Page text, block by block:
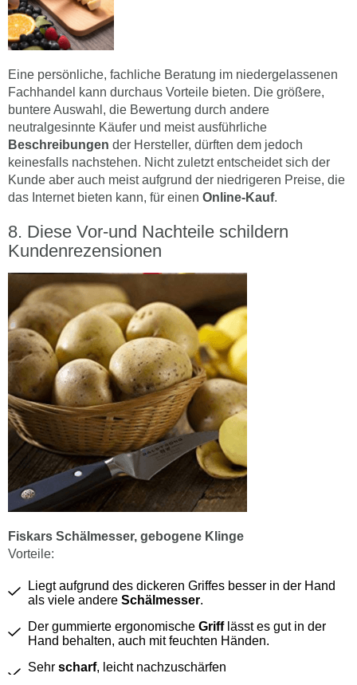
Eine persönliche, fachliche Beratung im niedergelassenen
Fachhandel kann durchaus Vorteile bieten. Die größere,
buntere Auswahl, die Bewertung durch andere
neutralgesinnte Käufer und meist ausführliche
Beschreibungen der Hersteller, dürften dem jedoch
keinesfalls nachstehen. Nicht zuletzt entscheidet sich der
Kunde aber auch meist aufgrund der niedrigeren Preise, die
das Internet bieten kann, für einen Online-Kauf.
Diese Vor-und Nachteile schildern
Kundenrezensionen
Fiskars Schälmesser, gebogene Klinge
Vorteile:
Liegt aufgrund des dickeren Griffes besser in der Hand
als viele andere Schälmesser.
Der gummierte ergonomische Grifflässt es gut in der
Hand behalten, auch mit feuchten Händen.
Sehr scharf, leicht nachzuschärfen